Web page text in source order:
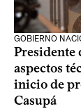
GOBIERNO
Presidente
aspectos
inicio de
Casupá